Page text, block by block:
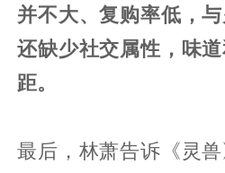
并不大、复购率低，
还缺少社交属性，味
距。
最后，林萧告诉《灵